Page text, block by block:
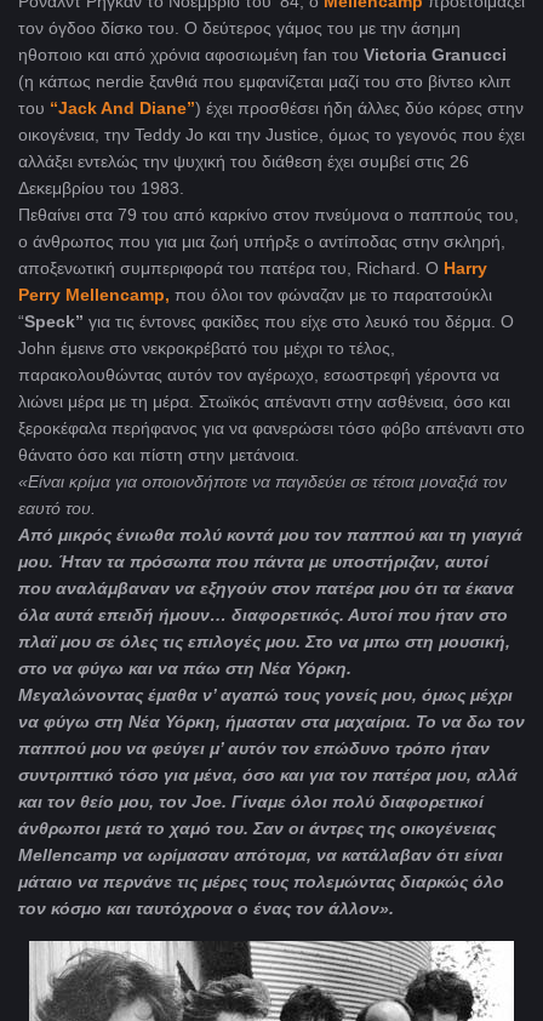
τον όγδοο δίσκο του. Ο δεύτερος γάμος του με την άσημη
ηθοποιο και από χρόνια αφοσιωμένη fan του Victoria Granucci
(η κάπως nerdie ξανθιά που εμφανίζεται μαζί του στο βίντεο κλιπ
του “Jack And Diane”) έχει προσθέσει ήδη άλλες δύο κόρες στην
οικογένεια, την Teddy Jo και την Justice, όμως το γεγονός που έχει
αλλάξει εντελώς την ψυχική του διάθεση έχει συμβεί στις 26
Δεκεμβρίου του 1983.
Πεθαίνει στα 79 του από καρκίνο στον πνεύμονα ο παππούς του,
ο άνθρωπος που για μια ζωή υπήρξε ο αντίποδας στην σκληρή,
αποξενωτική συμπεριφορά του πατέρα του, Richard. Ο Harry
Perry Mellencamp, που όλοι τον φώναζαν με το παρατσούκλι
“Speck” για τις έντονες φακίδες που είχε στο λευκό του δέρμα. Ο
John έμεινε στο νεκροκρέβατό του μέχρι το τέλος,
παρακολουθώντας αυτόν τον αγέρωχο, εσωστρεφή γέροντα να
λιώνει μέρα με τη μέρα. Στωϊκός απέναντι στην ασθένεια, όσο και
ξεροκέφαλα περήφανος για να φανερώσει τόσο φόβο απέναντι στο
θάνατο όσο και πίστη στην μετάνοια.
«Είναι κρίμα για οποιονδήποτε να παγιδεύει σε τέτοια μοναξιά τον
εαυτό του.
Από μικρός ένιωθα πολύ κοντά μου τον παππού και τη γιαγιά
μου. Ήταν τα πρόσωπα που πάντα με υποστήριζαν, αυτοί
που αναλάμβαναν να εξηγούν στον πατέρα μου ότι τα έκανα
όλα αυτά επειδή ήμουν… διαφορετικός. Αυτοί που ήταν στο
πλαϊ μου σε όλες τις επιλογές μου. Στο να μπω στη μουσική,
στο να φύγω και να πάω στη Νέα Υόρκη.
Μεγαλώνοντας έμαθα ν’ αγαπώ τους γονείς μου, όμως μέχρι
να φύγω στη Νέα Υόρκη, ήμασταν στα μαχαίρια. Το να δω τον
παππού μου να φεύγει μ’ αυτόν τον επώδυνο τρόπο ήταν
συντριπτικό τόσο για μένα, όσο και για τον πατέρα μου, αλλά
και τον θείο μου, τον Joe. Γίναμε όλοι πολύ διαφορετικοί
άνθρωποι μετά το χαμό του. Σαν οι άντρες της οικογένειας
Mellencamp να ωρίμασαν απότομα, να κατάλαβαν ότι είναι
μάταιο να περνάνε τις μέρες τους πολεμώντας διαρκώς όλο
τον κόσμο και ταυτόχρονα ο ένας τον άλλον».